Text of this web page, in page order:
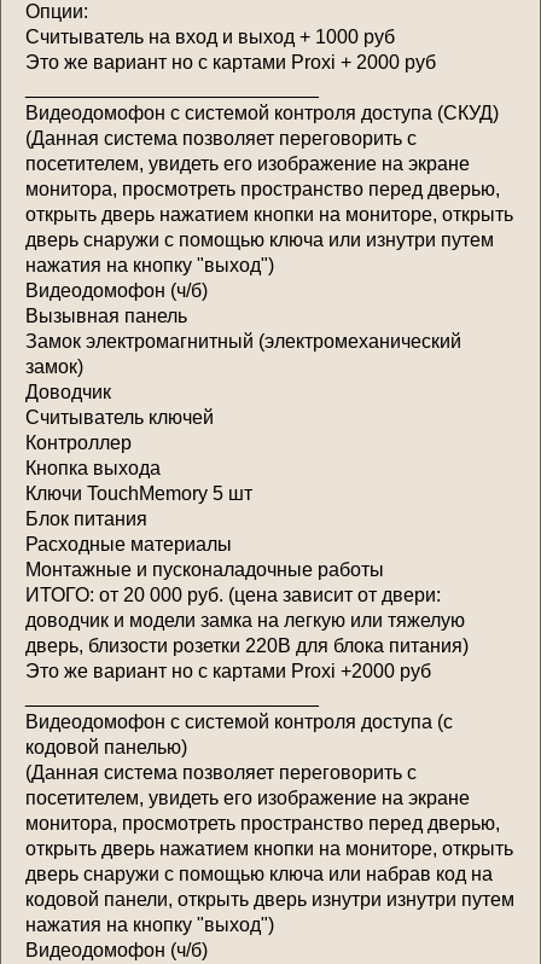
Опции:
Считыватель на вход и выход + 1000 руб
Это же вариант но с картами Proxi + 2000 руб
Видеодомофон с системой контроля доступа (СКУД)
(Данная система позволяет переговорить с
посетителем, увидеть его изображение на экране
монитора, просмотреть пространство перед дверью,
открыть дверь нажатием кнопки на мониторе, открыть
дверь снаружи с помощью ключа или изнутри путем
нажатия на кнопку "выход")
Видеодомофон (ч/б)
Вызывная панель
Замок электромагнитный (электромеханический
замок)
Доводчик
Считыватель ключей
Контроллер
Кнопка выхода
Ключи TouchMemory 5 шт
Блок питания
Расходные материалы
Монтажные и пусконаладочные работы
ИТОГО: от 20 000 руб. (цена зависит от двери:
доводчик и модели замка на легкую или тяжелую
дверь, близости розетки 220В для блока питания)
Это же вариант но с картами Proxi +2000 руб
Видеодомофон с системой контроля доступа (с
кодовой панелью)
(Данная система позволяет переговорить с
посетителем, увидеть его изображение на экране
монитора, просмотреть пространство перед дверью,
открыть дверь нажатием кнопки на мониторе, открыть
дверь снаружи с помощью ключа или набрав код на
кодовой панели, открыть дверь изнутри изнутри путем
нажатия на кнопку "выход")
Видеодомофон (ч/б)